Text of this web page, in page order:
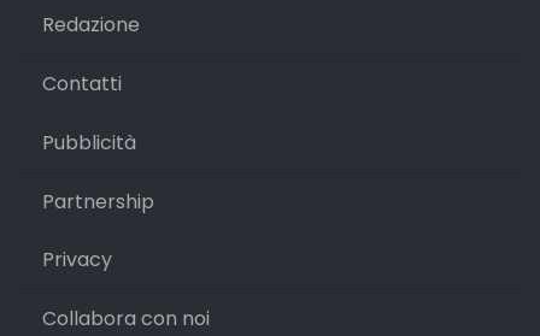
Redazione
Contatti
Pubblicità
Partnership
Privacy
Collabora con noi